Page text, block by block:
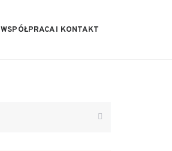
WSPÓŁPRACA I KONTAKT